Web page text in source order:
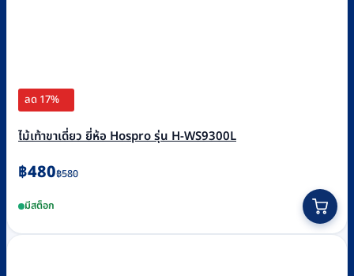
ลด 17%
ไม้เท้าขาเดี่ยว ยี่ห้อ Hospro รุ่น H-WS9300L
฿580
Original
was:
฿580.
฿480
Current
is:
฿480.
มีสต็อก
product
has